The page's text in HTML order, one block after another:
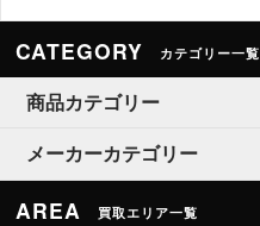
CATEGORY カテゴリー一覧
商品カテゴリー
メーカーカテゴリー
AREA 買取エリア一覧